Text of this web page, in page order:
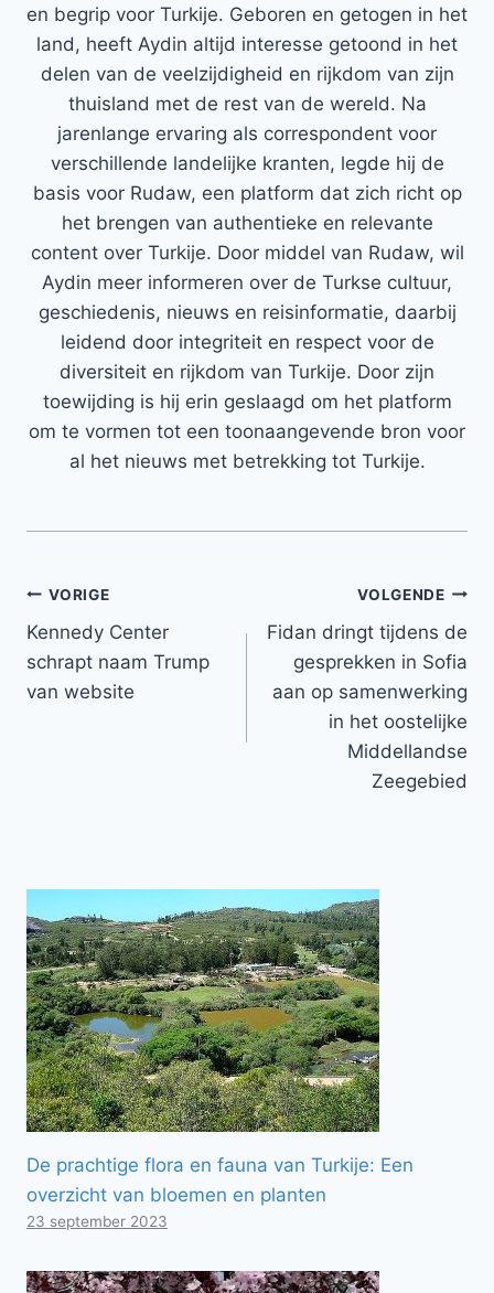
en begrip voor Turkije. Geboren en getogen in het
land, heeft Aydin altijd interesse getoond in het
delen van de veelzijdigheid en rijkdom van zijn
thuisland met de rest van de wereld. Na
jarenlange ervaring als correspondent voor
verschillende landelijke kranten, legde hij de
basis voor Rudaw, een platform dat zich richt op
het brengen van authentieke en relevante
content over Turkije. Door middel van Rudaw, wil
Aydin meer informeren over de Turkse cultuur,
geschiedenis, nieuws en reisinformatie, daarbij
leidend door integriteit en respect voor de
diversiteit en rijkdom van Turkije. Door zijn
toewijding is hij erin geslaagd om het platform
om te vormen tot een toonaangevende bron voor
al het nieuws met betrekking tot Turkije.
Bericht
navigatie
VORIGE
Kennedy Center
schrapt naam Trump
van website
VOLGENDE
Fidan dringt tijdens de
gesprekken in Sofia
aan op samenwerking
in het oostelijke
Middellandse
Zeegebied
De prachtige flora en fauna van Turkije: Een
overzicht van bloemen en planten
23 september 2023